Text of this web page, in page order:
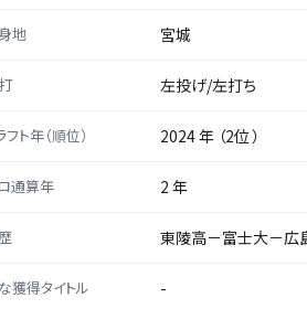
地 宮城
左投げ/左打ち
フト年（順位） 2024 年 （2位 ）
通算年 2 年
東陵高－富士大－広
獲得タイトル -